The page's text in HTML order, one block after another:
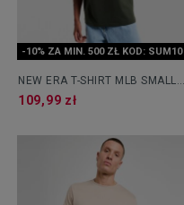
-10% ZA MIN. 500 ZŁ KOD: SUM10
NEW ERA T-SHIRT MLB SMALL
LOGO LA DODGERS LOS
109,99 zł